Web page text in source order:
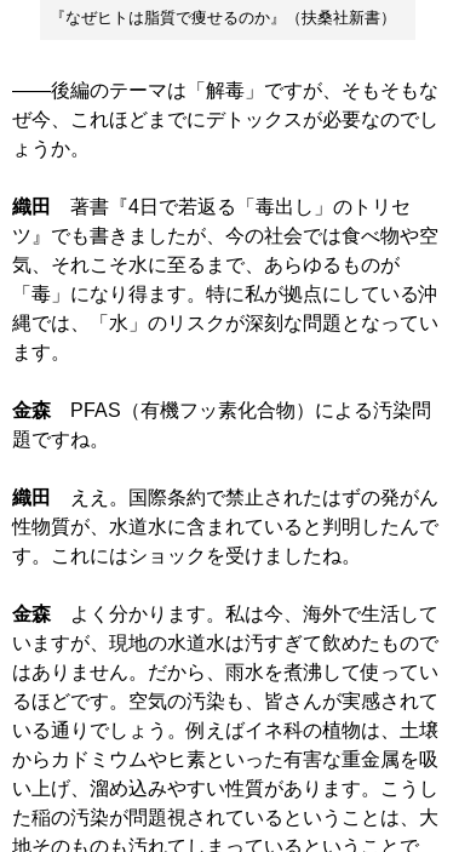
『なぜヒトは脂質で痩せるのか』（扶桑社新書）
――後編のテーマは「解毒」ですが、そもそもな
ぜ今、これほどまでにデトックスが必要なのでし
ょうか。
織田
著書『4日で若返る「毒出し」のトリセ
ツ』でも書きましたが、今の社会では食べ物や空
気、それこそ水に至るまで、あらゆるものが
「毒」になり得ます。特に私が拠点にしている沖
縄では、「水」のリスクが深刻な問題となってい
ます。
金森 PFAS（有機フッ素化合物）による汚染問
題ですね。
織田
ええ。国際条約で禁止されたはずの発がん
性物質が、水道水に含まれていると判明したんで
す。これにはショックを受けましたね。
金森 よく分かります。私は今、海外で生活して
いますが、現地の水道水は汚すぎて飲めたもので
はありません。だから、雨水を煮沸して使ってい
るほどです。空気の汚染も、皆さんが実感されて
いる通りでしょう。例えばイネ科の植物は、土壌
からカドミウムやヒ素といった有害な重金属を吸
い上げ、溜め込みやすい性質があります。こうし
た稲の汚染が問題視されているということは、大
地そのものも汚れてしまっているということで